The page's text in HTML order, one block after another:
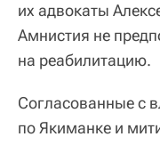
их адвокаты
Амнистия не
на реабилитацию.
Согласованные с
по Якиманке и